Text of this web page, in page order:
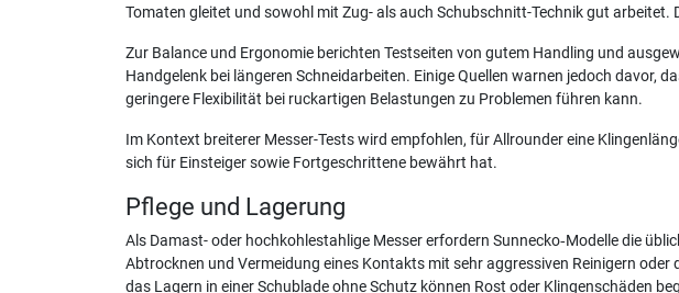
Tomaten gleitet und sowohl mit Zug- als auch Schubschnitt-Technik gut
Zur Balance und Ergonomie berichten Testseiten von gutem Handling und
Handgelenk bei längeren Schneidarbeiten. Einige Quellen warnen jedoch davor,
geringere Flexibilität bei ruckartigen Belastungen zu Problemen führen kann.
Im Kontext breiterer Messer-Tests wird empfohlen, für Allrounder eine
sich für Einsteiger sowie Fortgeschrittene bewährt hat.
Pflege und Lagerung
Als Damast- oder hochkohlestahlige Messer erfordern Sunnecko‑Modelle die
Abtrocknen und Vermeidung eines Kontakts mit sehr aggressiven Reinigern
das Lagern in einer Schublade ohne Schutz können Rost oder Klingenschäden